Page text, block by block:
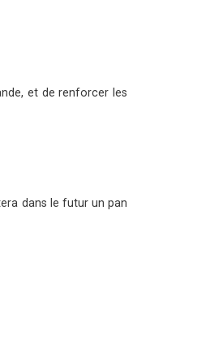
et de renforcer les
dans le futur un pan